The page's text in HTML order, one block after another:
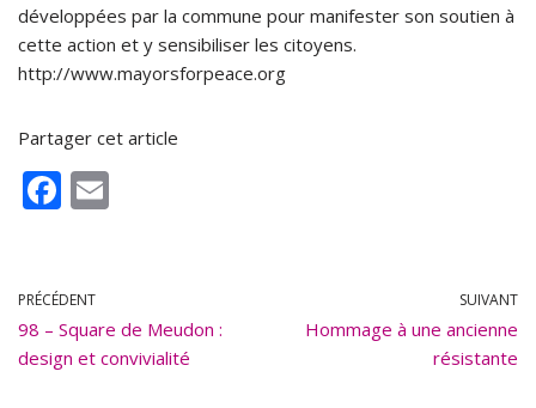
développées par la commune pour manifester son soutien à
cette action et y sensibiliser les citoyens.
http://www.mayorsforpeace.org
Partager cet article
F
b
o
o
PRÉCÉDENT
98 – Square de Meudon :
design et convivialité
SUIVANT
Hommage à une ancienne
résistante